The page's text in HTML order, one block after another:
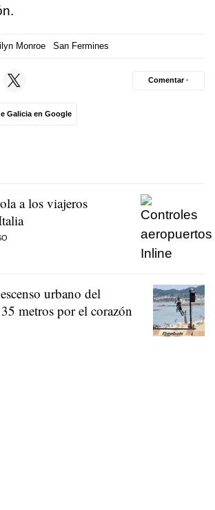
Monroe San Fermines
Galicia en Google
Comentar ·
a los viajeros
urbano del
metros por el corazón